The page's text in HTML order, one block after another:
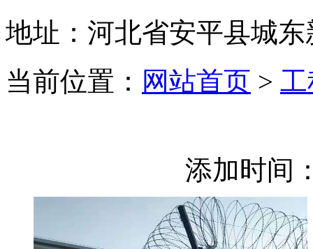
地址：河北省安平县城
当前位置： 网站首页 >
添加时间